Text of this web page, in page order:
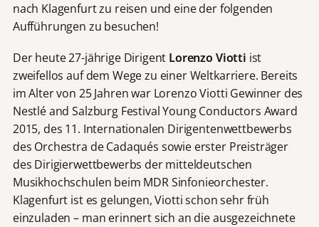
nach Klagenfurt zu reisen und eine der folgenden
Aufführungen zu besuchen!
Der heute 27-jährige Dirigent Lorenzo Viotti ist
zweifellos auf dem Wege zu einer Weltkarriere. Bereits
im Alter von 25 Jahren war Lorenzo Viotti Gewinner des
Nestlé and Salzburg Festival Young Conductors Award
2015, des 11. Internationalen Dirigentenwettbewerbs
des Orchestra de Cadaqués sowie erster Preisträger
des Dirigierwettbewerbs der mitteldeutschen
Musikhochschulen beim MDR Sinfonieorchester.
Klagenfurt ist es gelungen, Viotti schon sehr früh
einzuladen – man erinnert sich an die ausgezeichnete